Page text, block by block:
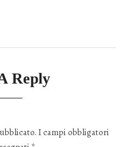
Reply
I campi obbligatori